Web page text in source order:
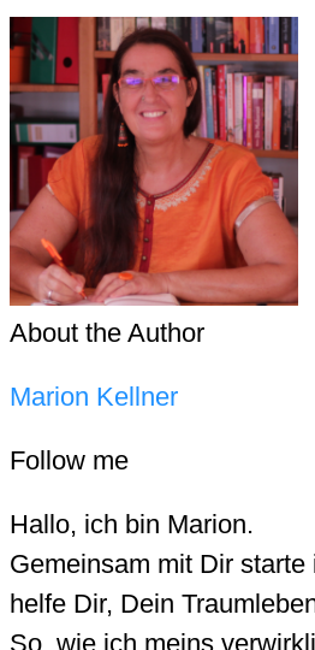
About the Author
Marion Kellner
Follow me
Hallo, ich bin Marion.
Gemeinsam mit Dir starte
helfe Dir, Dein
So, wie ich meins